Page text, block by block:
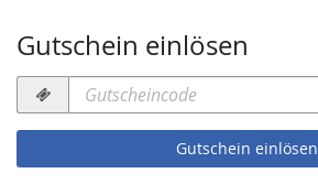
Gutschein einlösen
Gutscheincode
erforderlich
Gutschein einlösen